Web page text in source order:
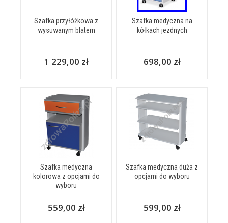
Szafka przyłóżkowa z
wysuwanym blatem
1 229,00 zł
Szafka medyczna na
kółkach jezdnych
698,00 zł
Szafka medyczna
kolorowa z opcjami do
wyboru
559,00 zł
Szafka medyczna duża z
opcjami do wyboru
599,00 zł